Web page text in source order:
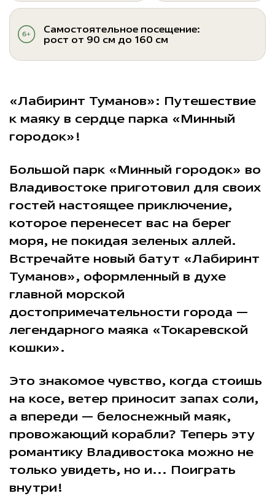
«Лабиринт Туманов»: Путешествие
к маяку в сердце парка «Минный
городок»!
Большой парк «Минный городок» во
Владивостоке приготовил для своих
гостей настоящее приключение,
которое перенесет вас на берег
моря, не покидая зеленых аллей.
Встречайте новый батут «Лабиринт
Туманов», оформленный в духе
главной морской
достопримечательности города —
легендарного маяка «Токаревской
кошки».
Это знакомое чувство, когда стоишь
на косе, ветер приносит запах соли,
а впереди — белоснежный маяк,
провожающий корабли? Теперь эту
романтику Владивостока можно не
только увидеть, но и... Поиграть
внутри!
Самостоятельное посещение:
рост от 90 см до 160 см